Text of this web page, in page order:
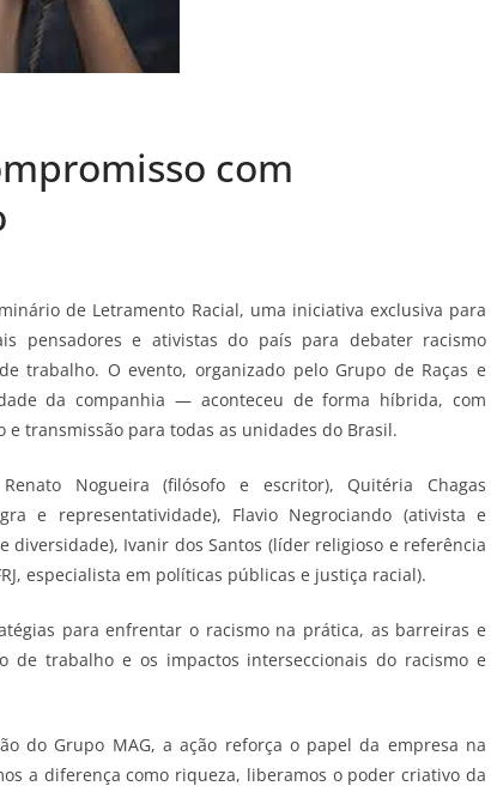
com
de Letramento Racial, uma iniciativa exclusiva para
pensadores e ativistas do país para debater racismo
trabalho. O evento, organizado pelo Grupo de Raças e
da companhia — aconteceu de forma híbrida, com
transmissão para todas as unidades do Brasil.
Nogueira (filósofo e escritor), Quitéria Chagas
e representatividade), Flavio Negrociando (ativista e
diversidade), Ivanir dos Santos (líder religioso e referência
especialista em políticas públicas e justiça racial).
para enfrentar o racismo na prática, as barreiras e
de trabalho e os impactos interseccionais do racismo e
do Grupo MAG, a ação reforça o papel da empresa na
a diferença como riqueza, liberamos o poder criativo da